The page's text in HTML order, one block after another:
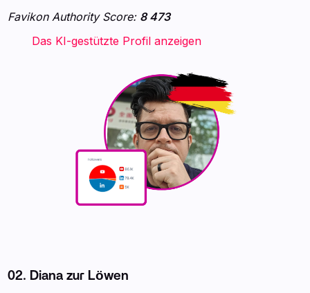
Favikon Authority Score: 8 473
‍ ‍ ‍ ‍ ‍ ‍ ‍ Das KI-gestützte Profil anzeigen ‍ ‍ ‍
02. Diana zur Löwen